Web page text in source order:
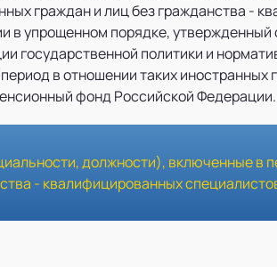
граждан и лиц без гражданства -
в упрощенном порядке,
государственной политики и
в отношении таких
фонд Российской Федерации.
должности), включенные в
- квалифицированных